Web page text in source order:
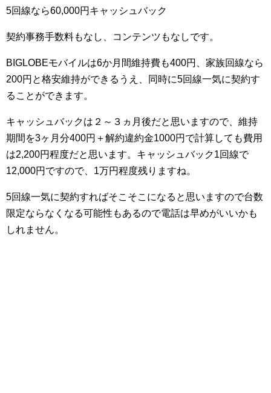
5回線なら60,000円キャッシュバック
契約事務手数料もなし、コンテンツもなしです。
BIGLOBEモバイルは6か月間維持費も400円、家族回線なら
200円と格安維持ができるうえ、同時に5回線一気に契約す
ることができます。
キャッシュバックは２～３ヵ月後だと思いますので、維持
期間を3ヶ月分400円＋解約違約金1000円で計算しても費用
は2,200円程度だと思います。キャッシュバック1回線で
12,000円ですので、1万円程度残りますね。
5回線一気に契約すればそこそこになると思いますので台数
限定ならなくなる可能性もあるので電話は早めがいいかも
しれません。